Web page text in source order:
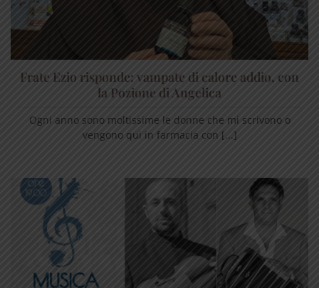
Frate Ezio risponde: vampate di calore addio, con
la Pozione di Angelica
Ogni anno sono moltissime le donne che mi scrivono o
vengono qui in farmacia con [...]